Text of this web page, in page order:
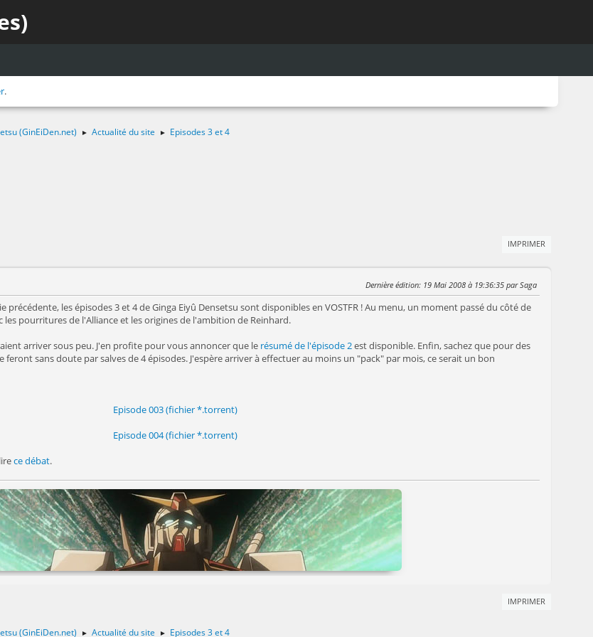
.
(GinEiDen.net) ► Actualité du site ► Episodes 3 et 4
IMPRIMER
Dernière édition: 19 Mai 2008 à 19:36:35 par Saga
précédente, les épisodes 3 et 4 de Ginga Eiyû Densetsu sont disponibles en VOSTFR ! Au menu, un moment passé du côté de
les pourritures de l'Alliance et les origines de l'ambition de Reinhard.
arriver sous peu. J'en profite pour vous annoncer que le résumé de l'épisode 2est disponible. Enfin, sachez que pour des
feront sans doute par salves de 4 épisodes. J'espère arriver à effectuer au moins un "pack" par mois, ce serait un bon
Episode 003 (fichier *.torrent)
Episode 004 (fichier *.torrent)
ce débat.
IMPRIMER
(GinEiDen.net) ► Actualité du site ► Episodes 3 et 4